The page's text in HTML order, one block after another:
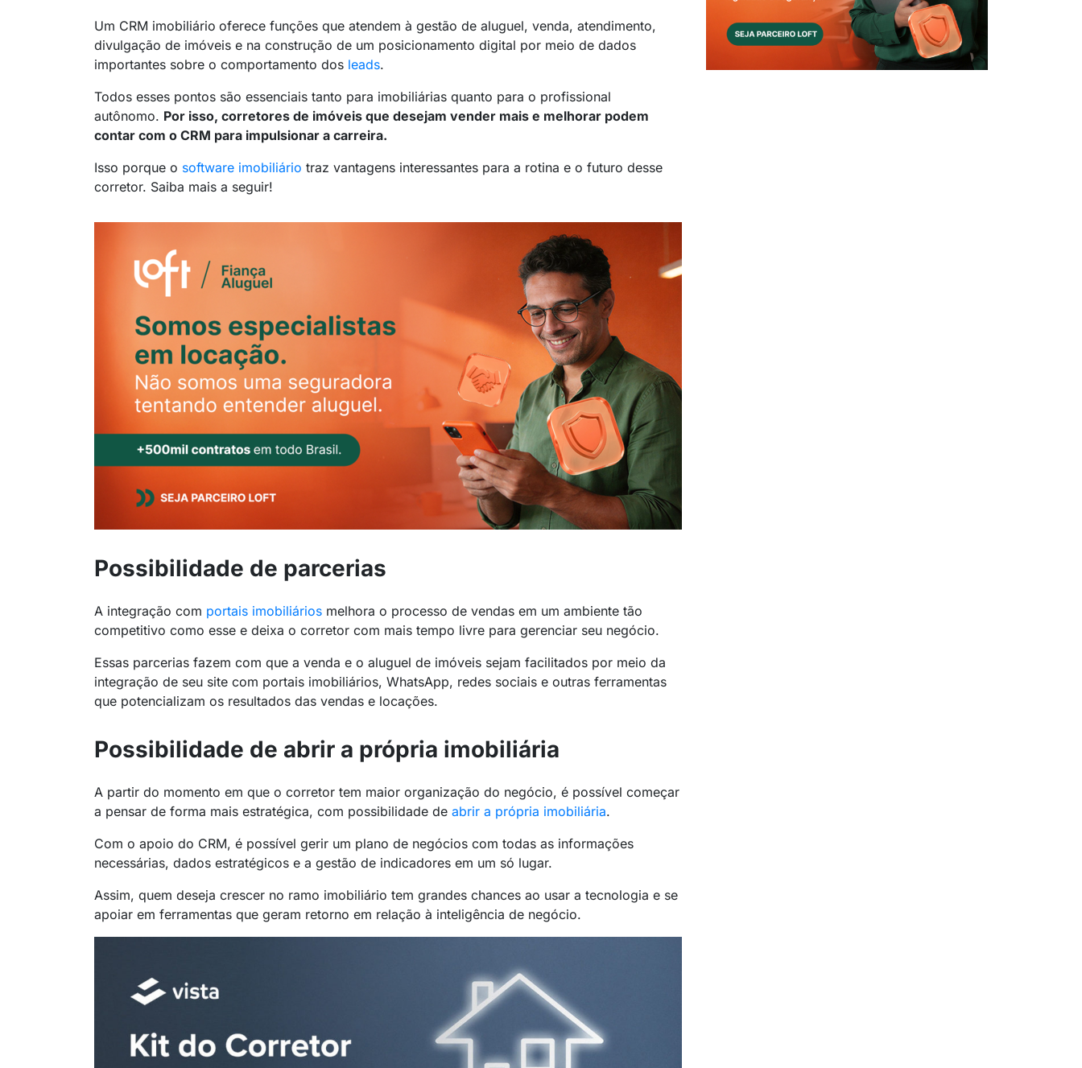
Um CRM imobiliário oferece funções que atendem à gestão de aluguel, venda, atendimento,
divulgação de imóveis e na construção de um posicionamento digital por meio de dados
importantes sobre o comportamento dos leads.
Todos esses pontos são essenciais tanto para imobiliárias quanto para o profissional
autônomo. Por isso, corretores de imóveis que desejam vender mais e melhorar podem
contar com o CRM para impulsionar a carreira.
Isso porque o software imobiliário traz vantagens interessantes para a rotina e o futuro desse
corretor. Saiba mais a seguir!
Possibilidade de parcerias
A integração com portais imobiliários melhora o processo de vendas em um ambiente tão
competitivo como esse e deixa o corretor com mais tempo livre para gerenciar seu negócio.
Essas parcerias fazem com que a venda e o aluguel de imóveis sejam facilitados por meio da
integração de seu site com portais imobiliários, WhatsApp, redes sociais e outras ferramentas
que potencializam os resultados das vendas e locações.
Possibilidade de abrir a própria imobiliária
A partir do momento em que o corretor tem maior organização do negócio, é possível começar
a pensar de forma mais estratégica, com possibilidade de abrir a própria imobiliária.
Com o apoio do CRM, é possível gerir um plano de negócios com todas as informações
necessárias, dados estratégicos e a gestão de indicadores em um só lugar.
Assim, quem deseja crescer no ramo imobiliário tem grandes chances ao usar a tecnologia e se
apoiar em ferramentas que geram retorno em relação à inteligência de negócio.